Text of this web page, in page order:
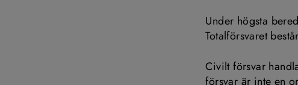
Under högsta
Totalförsvaret
Civilt försvar
försvar är inte en